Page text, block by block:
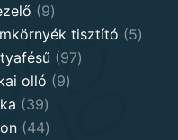
99
products
tisztító 55
9797
olló 99
3939
products
4444